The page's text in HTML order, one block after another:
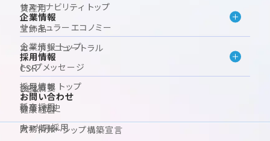
資産用
宝飾品
サステナビリティ トップ
サーキュラーエコノミー
カーボンニュートラル
CSR
DE&I
健康経営
パートナーシップ構築宣言
企業情報
企業情報 トップ
トップメッセージ
会社概要
沿革・歴史
財務情報
採用情報
採用情報 トップ
新卒採用
キャリア採用
お問い合わせ